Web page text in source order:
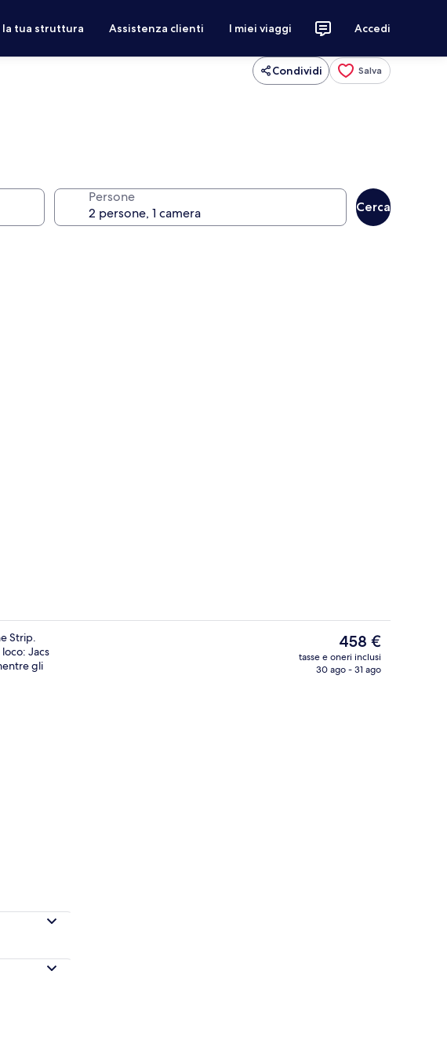
tua struttura Assistenza clienti I miei viaggi Accedi
Condividi Salva
Persone
Cerca
Terrazza/patio
Strip.
Jacs
gli
Il
prezzo
attuale
458 €
tasse e oneri inclusi
30 ago - 31 ago